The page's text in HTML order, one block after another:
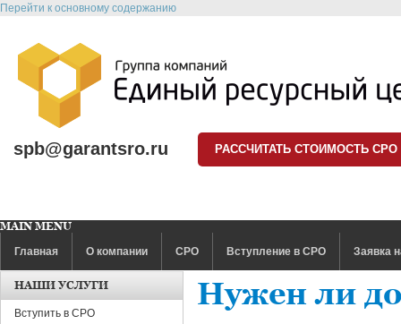
Перейти к основному содержанию
spb@garantsro.ru РАССЧИТАТЬ СТОИМОСТЬ СРО
MAIN MENU
Главная
О компании СРО Вступление в СРО Заявка
Нужен ли
НАШИ УСЛУГИ
Вступить в СРО